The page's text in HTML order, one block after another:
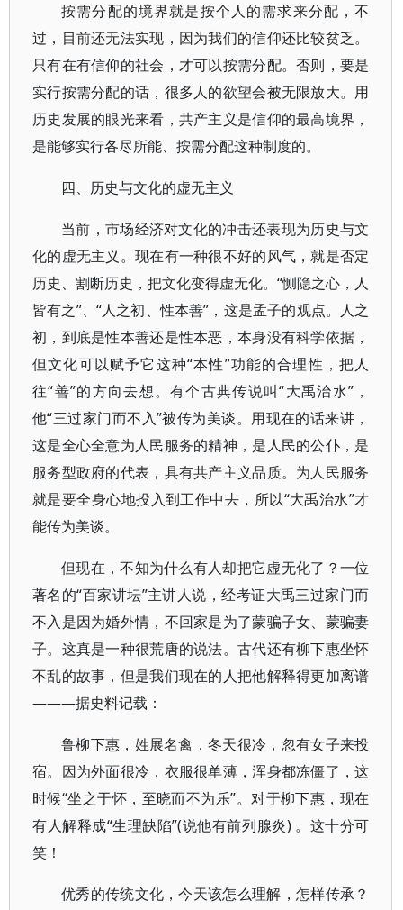
按需分配的境界就是按个人的需求来分配，不
过，目前还无法实现，因为我们的信仰还比较贫乏。
只有在有信仰的社会，才可以按需分配。否则，要是
实行按需分配的话，很多人的欲望会被无限放大。用
历史发展的眼光来看，共产主义是信仰的最高境界，
是能够实行各尽所能、按需分配这种制度的。
四、历史与文化的虚无主义
当前，市场经济对文化的冲击还表现为历史与文
化的虚无主义。现在有一种很不好的风气，就是否定
历史、割断历史，把文化变得虚无化。“恻隐之心，人
皆有之”、“人之初、性本善”，这是孟子的观点。人之
初，到底是性本善还是性本恶，本身没有科学依据，
但文化可以赋予它这种“本性”功能的合理性，把人
往“善”的方向去想。有个古典传说叫“大禹治水”，
他“三过家门而不入”被传为美谈。用现在的话来讲，
这是全心全意为人民服务的精神，是人民的公仆，是
服务型政府的代表，具有共产主义品质。为人民服务
就是要全身心地投入到工作中去，所以“大禹治水”才
能传为美谈。
但现在，不知为什么有人却把它虚无化了？一位
著名的“百家讲坛”主讲人说，经考证大禹三过家门而
不入是因为婚外情，不回家是为了蒙骗子女、蒙骗妻
子。这真是一种很荒唐的说法。古代还有柳下惠坐怀
不乱的故事，但是我们现在的人把他解释得更加离谱
———据史料记载：
鲁柳下惠，姓展名禽，冬天很冷，忽有女子来投
宿。因为外面很冷，衣服很单薄，浑身都冻僵了，这
时候“坐之于怀，至晓而不为乐”。对于柳下惠，现在
有人解释成“生理缺陷”(说他有前列腺炎) 。这十分可
笑！
优秀的传统文化，今天该怎么理解，怎样传承？